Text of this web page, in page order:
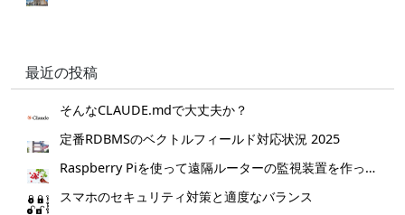
最近の投稿
そんなCLAUDE.mdで大丈夫か？
定番RDBMSのベクトルフィールド対応状況 2025
Raspberry Piを使って遠隔ルーターの監視装置を作ってみた。
スマホのセキュリティ対策と適度なバランス